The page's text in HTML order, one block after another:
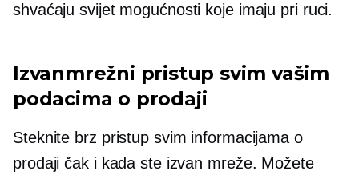
shvaćaju svijet mogućnosti koje imaju pri ruci.
Izvanmrežni pristup svim vašim
podacima o prodaji
Steknite brz pristup svim informacijama o
prodaji čak i kada ste izvan mreže. Možete